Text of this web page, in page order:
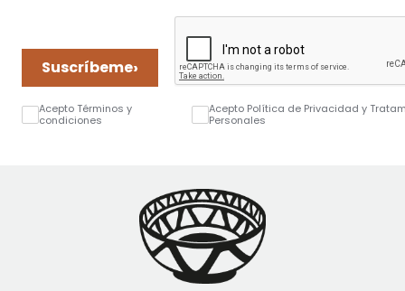
Suscríbeme›
Acepto Términos y
condiciones
Acepto Política de Privacidad y
Personales